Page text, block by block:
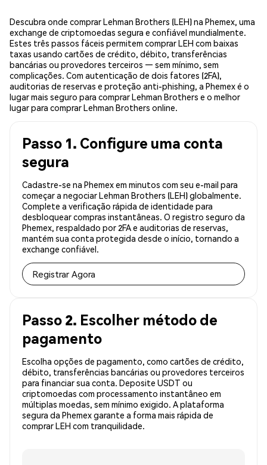
Descubra onde comprar Lehman Brothers (LEH) na Phemex, uma
exchange de criptomoedas segura e confiável mundialmente.
Estes três passos fáceis permitem comprar LEH com baixas
taxas usando cartões de crédito, débito, transferências
bancárias ou provedores terceiros — sem mínimo, sem
complicações. Com autenticação de dois fatores (2FA),
auditorias de reservas e proteção anti-phishing, a Phemex é o
lugar mais seguro para comprar Lehman Brothers e o melhor
lugar para comprar Lehman Brothers online.
Passo 1. Configure uma conta
segura
Cadastre-se na Phemex em minutos com seu e-mail para
começar a negociar Lehman Brothers (LEH) globalmente.
Complete a verificação rápida de identidade para
desbloquear compras instantâneas. O registro seguro da
Phemex, respaldado por 2FA e auditorias de reservas,
mantém sua conta protegida desde o início, tornando a
exchange confiável.
Registrar Agora
Passo 2. Escolher método de
pagamento
Escolha opções de pagamento, como cartões de crédito,
débito, transferências bancárias ou provedores terceiros
para financiar sua conta. Deposite USDT ou
criptomoedas com processamento instantâneo em
múltiplas moedas, sem mínimo exigido. A plataforma
segura da Phemex garante a forma mais rápida de
comprar LEH com tranquilidade.